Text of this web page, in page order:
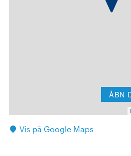
ÅBN
Vis på Google Maps